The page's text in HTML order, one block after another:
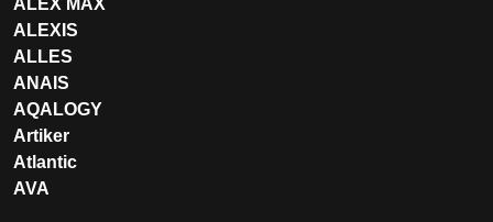
ALEX MAX
ALEXIS
ALLES
ANAIS
AQALOGY
Artiker
Atlantic
AVA